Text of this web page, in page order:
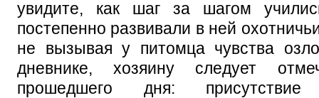
увидите, как шаг за шагом
постепенно развивали в ней
не вызывая у питомца чувства
дневнике, хозяину следует
прошедшего дня: